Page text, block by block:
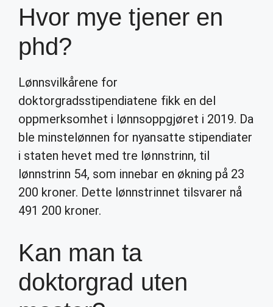
Hvor mye tjener en
phd?
Lønnsvilkårene for
doktorgradsstipendiatene fikk en del
oppmerksomhet i lønnsoppgjøret i 2019. Da
ble minstelønnen for nyansatte stipendiater
i staten hevet med tre lønnstrinn, til
lønnstrinn 54, som innebar en økning på 23
200 kroner. Dette lønnstrinnet tilsvarer nå
491 200 kroner.
Kan man ta
doktorgrad uten